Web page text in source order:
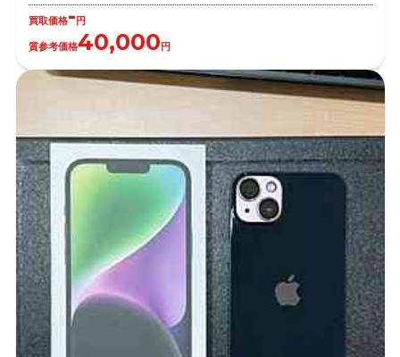
買取価格- 円
質参考価格40,000 円